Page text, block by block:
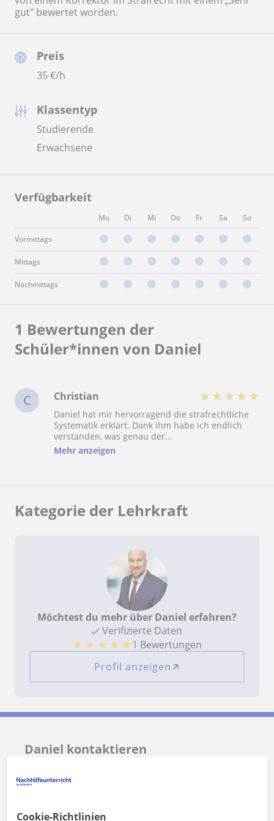
Preis
35€/h
Klassentyp
Studierende
Erwachsene
Verfügbarkeit
Mo Di Mi Do Fr Sa So
Vormittags
Mittags
Nachmittags
gut" bewertet worden.
1 Bewertungen der
Schüler*innen von Daniel
C Christian ★ ★ ★ ★ ★
Daniel hat mir hervorragend die strafrechtliche
Systematik erklärt. Dank ihm habe ich endlich
verstanden, was genau der
Erlaubnistatbestandsirrtum ist und wie ich
sauber sowie dogmatisch den Raub von der
muss. Daniel war immer pünktlich, freundlich
und hat mit seiner empathischen Art dafür
beschränkte Geschäftsfähigkeit,
Taschengeldparagraph, Anfechtung, die
Stellvertretungsregeln oder die
Anscheinsvollmacht beigebracht. Die Nachhilfe
mit Daniel kann ich nur empfehlen. Ein absoluter
Glücksgriff für mich!
Mehr anzeigen
Kategorie der Lehrkraft
Möchtest du mehr über Daniel erfahren?
Verifizierte Daten
★ ★ ★ ★ ★1 Bewertungen
Profil anzeigen
Daniel kontaktieren
Preis pro Stunde
Cookie-Richtlinien